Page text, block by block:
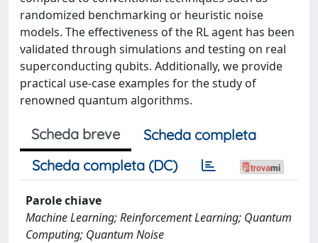
randomized benchmarking or heuristic noise
models. The effectiveness of the RL agent has been
validated through simulations and testing on real
superconducting qubits. Additionally, we provide
practical use-case examples for the study of
renowned quantum algorithms.
Scheda breve
Scheda completa
Scheda completa (DC)
Parole chiave
Machine Learning; Reinforcement Learning; Quantum
Computing; Quantum Noise